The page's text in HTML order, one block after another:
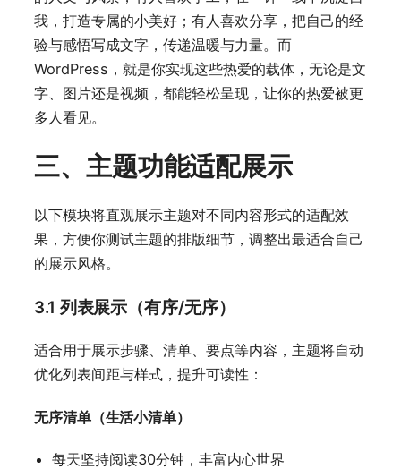
我，打造专属的小美好；有人喜欢分享，把自己的经
验与感悟写成文字，传递温暖与力量。而
WordPress，就是你实现这些热爱的载体，无论是文
字、图片还是视频，都能轻松呈现，让你的热爱被更
多人看见。
三、主题功能适配展示
以下模块将直观展示主题对不同内容形式的适配效
果，方便你测试主题的排版细节，调整出最适合自己
的展示风格。
3.1 列表展示（有序/无序）
适合用于展示步骤、清单、要点等内容，主题将自动
优化列表间距与样式，提升可读性：
无序清单（生活小清单）
每天坚持阅读30分钟，丰富内心世界